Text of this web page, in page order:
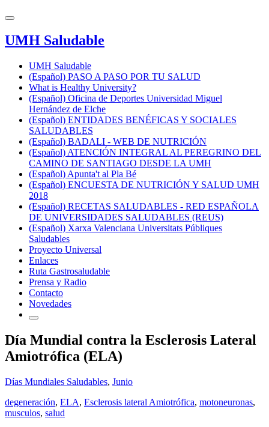
UMH Saludable
UMH Saludable
(Español) PASO A PASO POR TU SALUD
What is Healthy University?
(Español) Oficina de Deportes Universidad Miguel
Hernández de Elche
(Español) ENTIDADES BENÉFICAS Y SOCIALES
SALUDABLES
(Español) BADALI - WEB DE NUTRICIÓN
(Español) ATENCIÓN INTEGRAL AL PEREGRINO DEL
CAMINO DE SANTIAGO DESDE LA UMH
(Español) Apunta't al Pla Bé
(Español) ENCUESTA DE NUTRICIÓN Y SALUD UMH
2018
(Español) RECETAS SALUDABLES - RED ESPAÑOLA
DE UNIVERSIDADES SALUDABLES (REUS)
(Español) Xarxa Valenciana Universitats Públiques
Saludables
Proyecto Universal
Enlaces
Ruta Gastrosaludable
Prensa y Radio
Contacto
Novedades
Día Mundial contra la Esclerosis Lateral
Amiotrófica (ELA)
Días Mundiales Saludables, Junio
degeneración, ELA, Esclerosis lateral Amiotrófica, motoneuronas,
musculos, salud